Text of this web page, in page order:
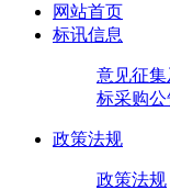
网站首页
标讯信息
意见征
标采购公
政策法规
政策法规